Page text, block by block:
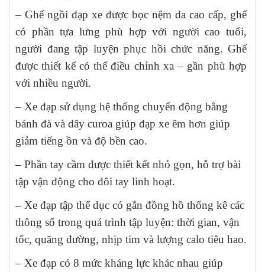
– Ghế ngồi đạp xe được bọc nệm da cao cấp, ghế
có phần tựa lưng phù hợp với người cao tuổi,
người đang tập luyện phục hồi chức năng. Ghế
được thiết kế có thể điều chỉnh xa – gần phù hợp
với nhiều người.
– Xe đạp sử dụng hệ thống chuyển động bằng
bánh đà và dây curoa giúp đạp xe êm hơn giúp
giảm tiếng ồn và độ bền cao.
– Phần tay cầm được thiết kết nhỏ gọn, hỗ trợ bài
tập vận động cho đôi tay linh hoạt.
– Xe đạp tập thể dục có gắn đồng hồ thống kê các
thông số trong quá trình tập luyện: thời gian, vận
tốc, quãng đường, nhịp tim và lượng calo tiêu hao.
– Xe đạp có 8 mức kháng lực khác nhau giúp